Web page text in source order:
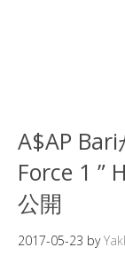
A$AP
Force 1 ”
公開
2017-05-23 by